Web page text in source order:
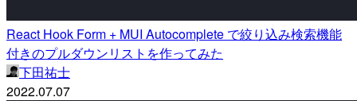
React Hook Form + MUI Autocomplete で絞り込み検索機能
付きのプルダウンリストを作ってみた
下田祐士
2022.07.07